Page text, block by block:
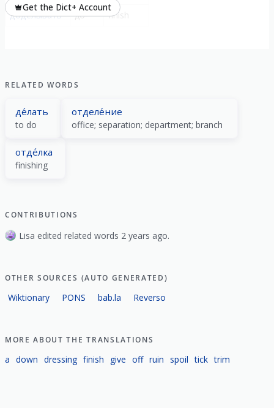
доде́лывать
до- finish
Get the Dict+ Account
RELATED WORDS
де́лать
to do
отделе́ние
office; separation; department; branch
отде́лка
finishing
CONTRIBUTIONS
Lisa edited related words 2 years ago.
OTHER SOURCES (AUTO GENERATED)
Wiktionary PONS bab.la Reverso
MORE ABOUT THE TRANSLATIONS
a down dressing finish give off ruin spoil tick trim